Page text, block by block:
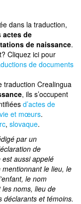
dans la traduction,
actes de
de naissance.
Cliquez ici pour
de documents
traduction Crealingua
, ils s’occupent
d’actes de
et mœurs.
, slovaque.
par un
de
est aussi appelé
mentionnant le lieu, le
le nom
les noms, lieu de
déclarants et témoins.